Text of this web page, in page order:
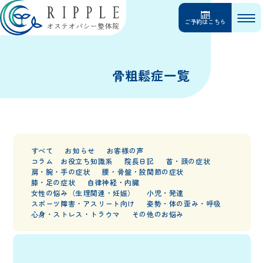
ご予約はこちら
骨粗鬆症一覧
すべて お知らせ
お客様の声
コラム お役立ち知識系
院長日記
首・頭の症状
肩・腕・手の症状
腰・骨盤・股関節の症状
膝・足の症状
自律神経・内臓
女性の悩み（生理関連・妊娠）
小児・発達
スポーツ障害・アスリート向け
姿勢・体の歪み・呼吸
心身・ストレス・トラウマ
その他のお悩み